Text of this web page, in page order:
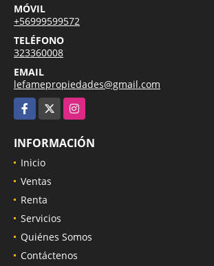
MÓVIL
+56999599572
TELÉFONO
323360008
EMAIL
lefamepropiedades@gmail.com
Facebook
Instagram
INFORMACIÓN
Inicio
Ventas
Renta
Servicios
Quiénes Somos
Contáctenos